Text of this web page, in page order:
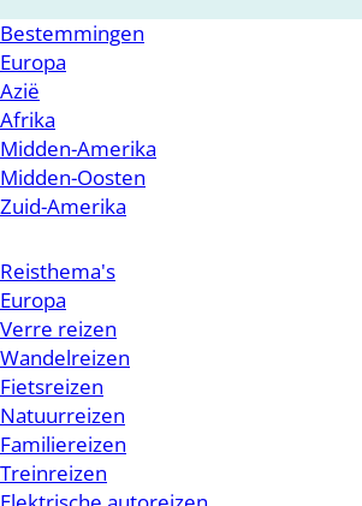
Bestemmingen
Europa
Azië
Afrika
Midden-Amerika
Midden-Oosten
Zuid-Amerika
Reisthema's
Europa
Verre reizen
Wandelreizen
Fietsreizen
Natuurreizen
Familiereizen
Treinreizen